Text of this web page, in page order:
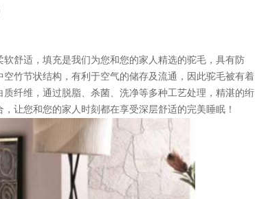
维）
舒适，填充是我们为您和您的家人精选的驼毛，具有防
竹节状结构，有利于空气的储存及流通，因此驼毛被有着
纤维，通过脱脂、杀菌、洗净等多种工艺处理，精湛的绗
让您和您的家人时刻都在享受深层舒适的完美睡眠！